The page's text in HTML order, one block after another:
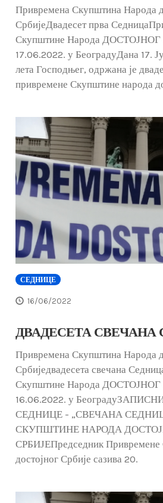
Привремена Скупштина Народа
СрбијеДвадесет прва
Скупштине Народа ДОСТОЈНОГ
17.06.2022. у БеоградуДана 17.
лета Господњег, одржана је
привремене Скупштине народа
СЕДНИЦЕ
16/06/2022
ДВАДЕСЕТА СВЕЧАНА
Привремена Скупштина Народа
Србиједвадесета свечана
Скупштине Народа ДОСТОЈНОГ
16.06.2022. у
СЕДНИЦЕ - „СВЕЧАНА
СКУПШТИНЕ НАРОДА
СРБИЈЕПредседник Привремене
достојног Србије сазива 20.